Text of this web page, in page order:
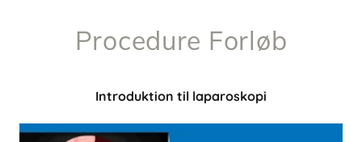
Procedure Forløb
Introduktion til laparoskopi